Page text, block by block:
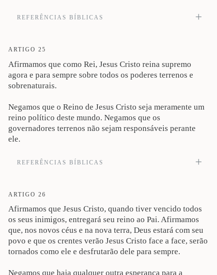
REFERÊNCIAS BÍBLICAS
ainda para se oferecer a si mesmo muitas vezes, como o sumo sacerdote cada
necessário que ele tivesse sofrido muitas vezes desde a fundação do mundo;
agora, porém, ao se cumprirem os tempos, se manifestou uma vez por todas,
para aniquilar, pelo sacrifício de si mesmo, o pecado. E, assim como aos
homens está ordenado morrerem uma só vez, vindo, depois disto, o juízo, assim
muitos, aparecerá segunda vez, sem pecado, aos que o aguardam para a salvação
(Hb 9.24-28). Veja também Jo 1:36; 19:28-30; At 8:32; 1Co 5:7; Gl 2:17-18;
4:14-16; 7:25; 10:12, 26; 1Pe 1:19; Ap 5:6, 8, 12-13; 6.1, 16; 7:9-10, 14, 17;
8:1; 12:11; 13:8; 15:3.
ARTIGO 25
Afirmamos que como Rei, Jesus Cristo reina supremo
agora e para sempre sobre todos os poderes terrenos e
sobrenaturais.
Negamos que o Reino de Jesus Cristo seja meramente um
reino político deste mundo. Negamos que os
governadores terrenos não sejam responsáveis perante
ele.
REFERÊNCIAS BÍBLICAS
34; 4:25; 13:22, 34, 26; 15:16; Rm 1:3; 2Tm 2:8; Hb 4:7; Ap 3:7; 5:5; 22:16.
ARTIGO 26
Afirmamos que Jesus Cristo, quando tiver vencido todos
os seus inimigos, entregará seu reino ao Pai. Afirmamos
que, nos novos céus e na nova terra, Deus estará com seu
povo e que os crentes verão Jesus Cristo face a face, serão
tornados como ele e desfrutarão dele para sempre.
Negamos que haja qualquer outra esperança para a